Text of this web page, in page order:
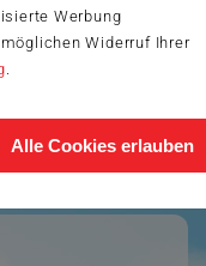
Werbung
Widerruf Ihrer
Alle Cookies erlauben